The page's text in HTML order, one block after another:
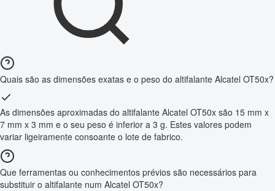
Quais são as dimensões exatas e o peso do altifalante Alcatel OT50x?
As dimensões aproximadas do altifalante Alcatel OT50x são 15 mm x
7 mm x 3 mm e o seu peso é inferior a 3 g. Estes valores podem
variar ligeiramente consoante o lote de fabrico.
Que ferramentas ou conhecimentos prévios são necessários para
substituir o altifalante num Alcatel OT50x?